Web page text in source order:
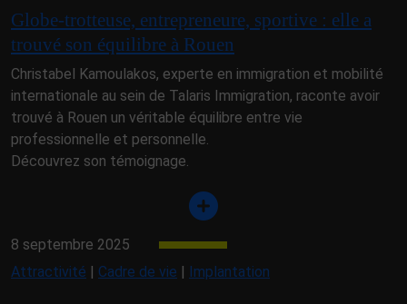
Globe-trotteuse, entrepreneure, sportive : elle a
trouvé son équilibre à Rouen
Christabel Kamoulakos, experte en immigration et mobilité
internationale au sein de Talaris Immigration, raconte avoir
trouvé à Rouen un véritable équilibre entre vie
professionnelle et personnelle.
Découvrez son témoignage.
8 septembre 2025
Attractivité | Cadre de vie | Implantation